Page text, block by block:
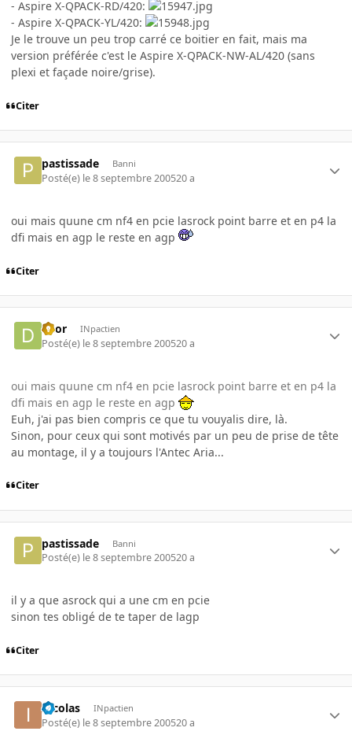
- Aspire X-QPACK-RD/420:
- Aspire X-QPACK-YL/420:
Je le trouve un peu trop carré ce boitier en fait, mais ma
version préférée c'est le Aspire X-QPACK-NW-AL/420 (sans
plexi et façade noire/grise).
Citer
pastissade Banni
Posté(e) le 8 septembre 200520 a
oui mais quune cm nf4 en pcie lasrock point barre et en p4 la
dfi mais en agp le reste en agp
Citer
deor INpactien
Posté(e) le 8 septembre 200520 a
oui mais quune cm nf4 en pcie lasrock point barre et en p4 la
dfi mais en agp le reste en agp
Euh, j'ai pas bien compris ce que tu vouyalis dire, là.
Sinon, pour ceux qui sont motivés par un peu de prise de tête
au montage, il y a toujours l'Antec Aria...
Citer
pastissade Banni
Posté(e) le 8 septembre 200520 a
il y a que asrock qui a une cm en pcie
sinon tes obligé de te taper de lagp
Citer
Incolas INpactien
Posté(e) le 8 septembre 200520 a